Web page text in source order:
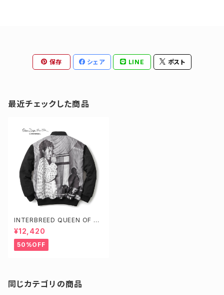
保存 シェア LINE ポスト
最近チェックした商品
INTERBREED QUEEN OF RA
P VARSITY JACKET
¥12,420
50%OFF
同じカテゴリの商品